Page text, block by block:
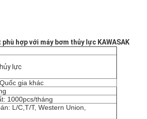
hợp với máy bơm thủy lực KAWASAK
lực
gia khác
1000pcs/tháng
L/C,T/T, Western Union,